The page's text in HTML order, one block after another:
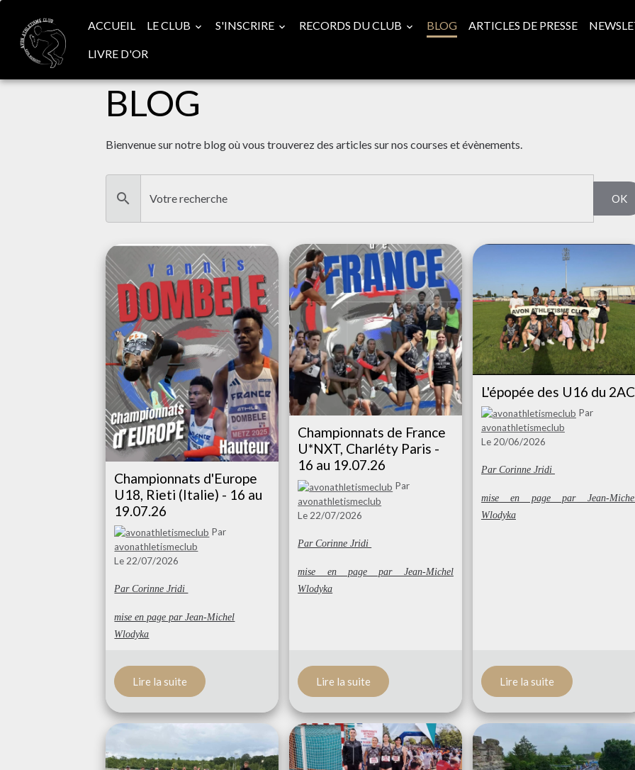
ACCUEIL LE CLUB S'INSCRIRE RECORDS DU CLUB BLOG ARTICLES DE PRESSE
LIVRE D'OR
BLOG
Bienvenue sur notre blog où vous trouverez des articles sur nos courses et évènements.
OK
Championnats d'Europe
U18, Rieti (Italie) - 16 au
19.07.26
Par
avonathletismeclub
Le 22/07/2026
Par Corinne Jridi
mise en page par Jean-Michel
Wlodyka
Lire la suite
Championnats de France
U*NXT, Charléty Paris -
16 au 19.07.26
Par
avonathletismeclub
Le 22/07/2026
Par Corinne Jridi
mise en page par Jean-Michel
Wlodyka
Lire la suite
L'épopée des U16 du 2AC
Par
avonathletismeclub
Le 20/06/2026
Par Corinne Jridi
mise en page par Jean-
Wlodyka
Lire la suite